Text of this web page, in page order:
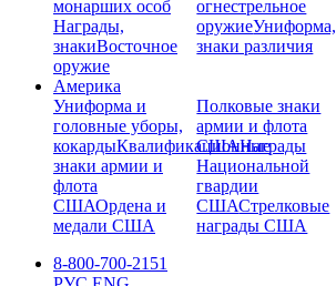
монарших особ
Награды,
знакиВосточное
оружие
огнестрельное
оружиеУниформа,
знаки различия
Америка
Униформа и
головные уборы,
кокардыКвалификационные
знаки армии и
флота
СШАОрдена и
медали США
Полковые знаки
армии и флота
СШАНаграды
Национальной
гвардии
СШАСтрелковые
награды США
8-800-700-2151